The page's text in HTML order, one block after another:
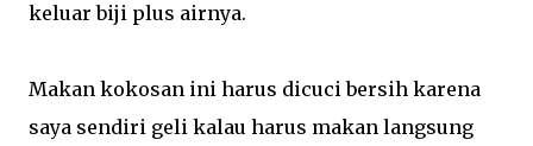
keluar biji plus airnya.
Makan kokosan ini harus dicuci bersih karena
saya sendiri geli kalau harus makan langsung